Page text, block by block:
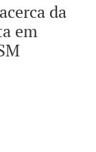
da
em